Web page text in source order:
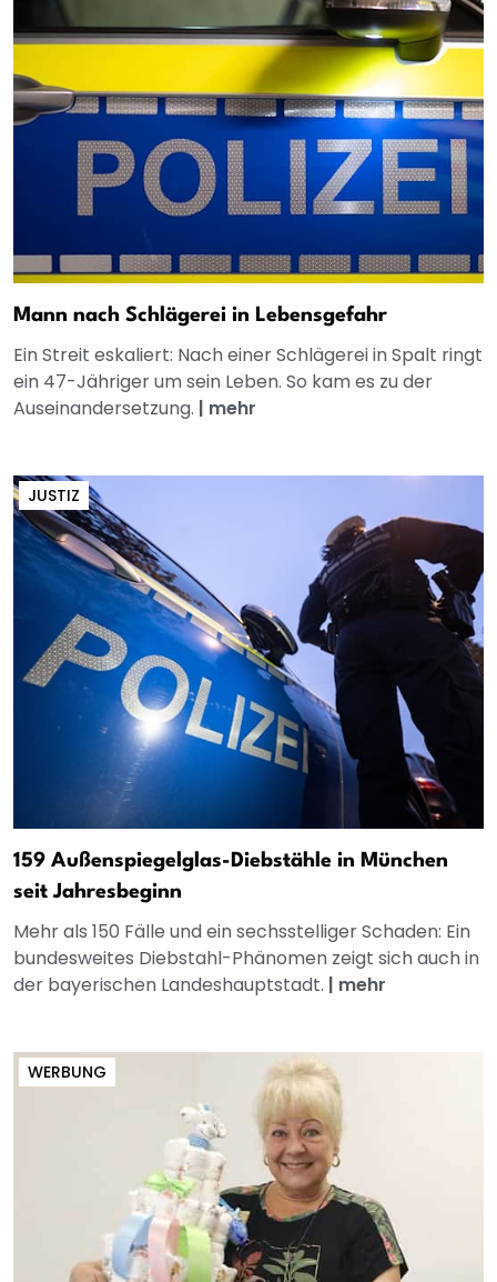
Mann nach Schlägerei in Lebensgefahr
Ein Streit eskaliert: Nach einer Schlägerei in Spalt ringt
ein 47-Jähriger um sein Leben. So kam es zu der
Auseinandersetzung. | mehr
JUSTIZ
159 Außenspiegelglas-Diebstähle in München
seit Jahresbeginn
Mehr als 150 Fälle und ein sechsstelliger Schaden: Ein
bundesweites Diebstahl-Phänomen zeigt sich auch in
der bayerischen Landeshauptstadt. | mehr
WERBUNG